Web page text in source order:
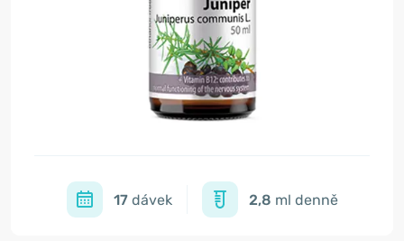
17dávek 2,8 ml denně